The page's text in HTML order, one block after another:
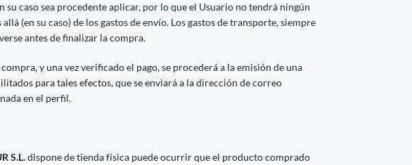
su caso sea procedente aplicar, por lo que el Usuario no tendrá ningún
(en su caso) de los gastos de envío. Los gastos de transporte, siempre
antes de finalizar la compra.
y una vez verificado el pago, se procederá a la emisión de una
para tales efectos, que se enviará a la dirección de correo
en el perfil.
S.L.dispone de tienda física puede ocurrir que el producto comprado